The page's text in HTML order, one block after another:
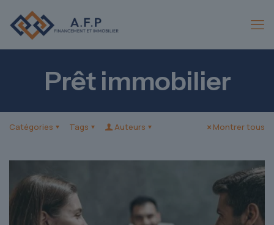
Prêt immobilier
Catégories Tags Auteurs Montrer tous